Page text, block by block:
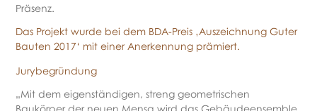
Präsenz.
Das Projekt wurde bei dem BDA-Preis ‚Auszeichnung Guter
Bauten 2017‘ mit einer Anerkennung prämiert.
Jurybegründung
„Mit dem eigenständigen, streng geometrischen
Baukörper der neuen Mensa wird das Gebäudeensemble